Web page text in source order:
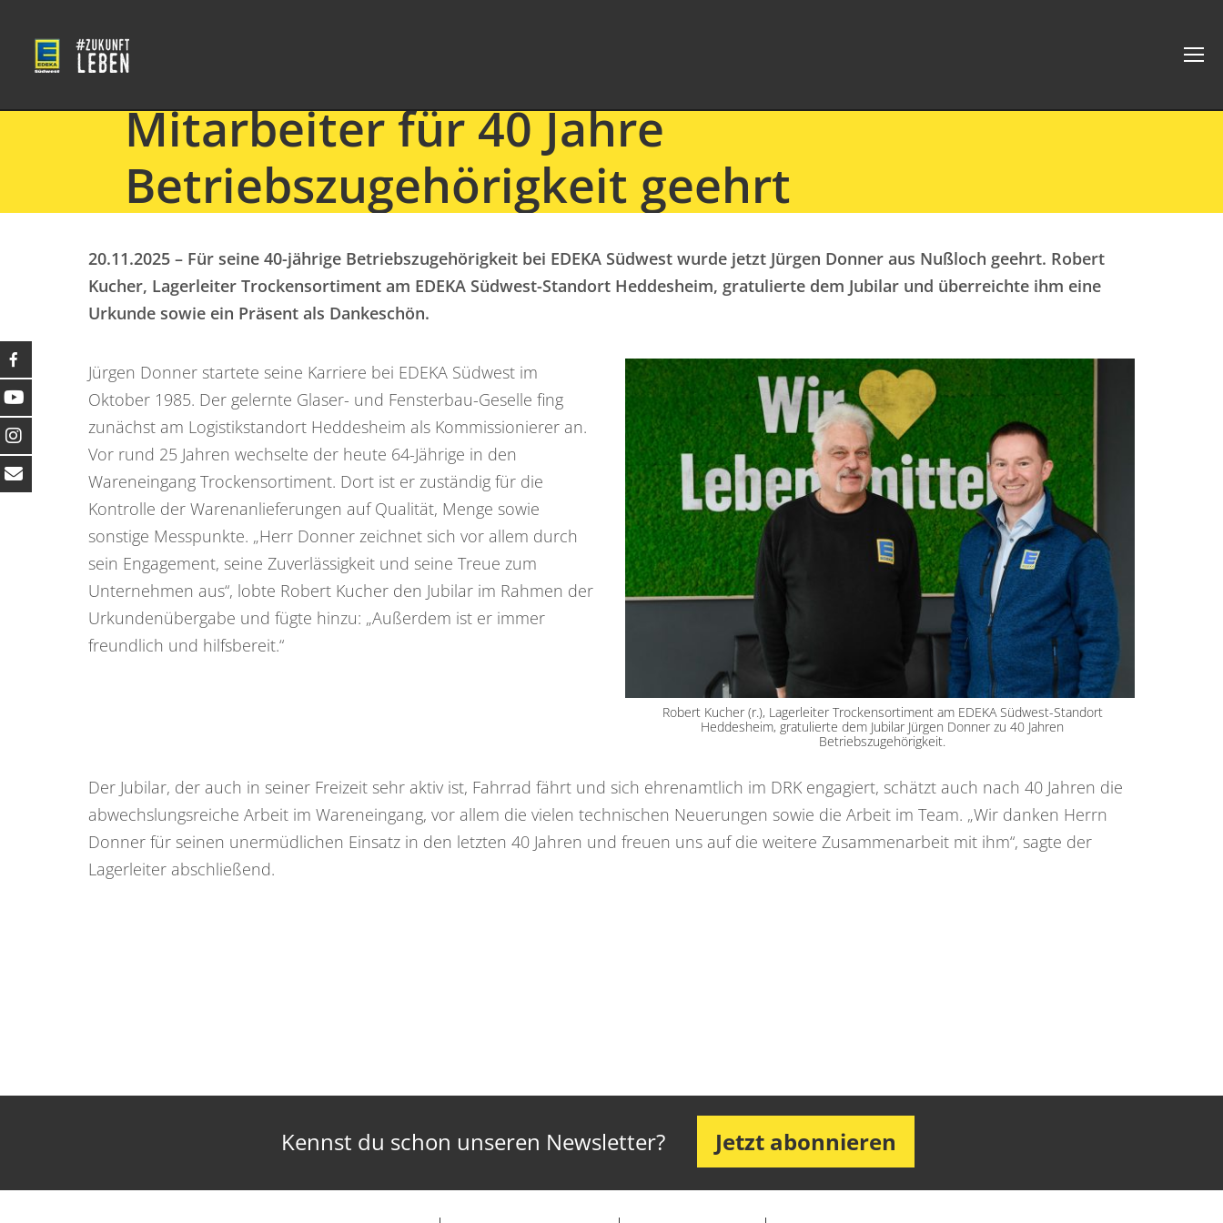
Mitarbeiter für 40 Jahre
Betriebszugehörigkeit geehrt
20.11.2025 – Für seine 40-jährige Betriebszugehörigkeit bei EDEKA Südwest wurde jetzt Jürgen Donner aus Nußloch geehrt. Robert
Kucher, Lagerleiter Trockensortiment am EDEKA Südwest-Standort Heddesheim, gratulierte dem Jubilar und überreichte ihm eine
Urkunde sowie ein Präsent als Dankeschön.
Jürgen Donner startete seine Karriere bei EDEKA Südwest im
Oktober 1985. Der gelernte Glaser- und Fensterbau-Geselle fing
zunächst am Logistikstandort Heddesheim als Kommissionierer an.
Vor rund 25 Jahren wechselte der heute 64-Jährige in den
Wareneingang Trockensortiment. Dort ist er zuständig für die
Kontrolle der Warenanlieferungen auf Qualität, Menge sowie
sonstige Messpunkte. „Herr Donner zeichnet sich vor allem durch
sein Engagement, seine Zuverlässigkeit und seine Treue zum
Unternehmen aus“, lobte Robert Kucher den Jubilar im Rahmen der
Urkundenübergabe und fügte hinzu: „Außerdem ist er immer
freundlich und hilfsbereit.“
Robert Kucher (r.), Lagerleiter Trockensortiment am EDEKA Südwest-Standort
Heddesheim, gratulierte dem Jubilar Jürgen Donner zu 40 Jahren
Betriebszugehörigkeit.
Der Jubilar, der auch in seiner Freizeit sehr aktiv ist, Fahrrad fährt und sich ehrenamtlich im DRK engagiert, schätzt auch nach 40 Jahren die
abwechslungsreiche Arbeit im Wareneingang, vor allem die vielen technischen Neuerungen sowie die Arbeit im Team. „Wir danken Herrn
Donner für seinen unermüdlichen Einsatz in den letzten 40 Jahren und freuen uns auf die weitere Zusammenarbeit mit ihm“, sagte der
Lagerleiter abschließend.
Kennst du schon unseren Newsletter? Jetzt abonnieren